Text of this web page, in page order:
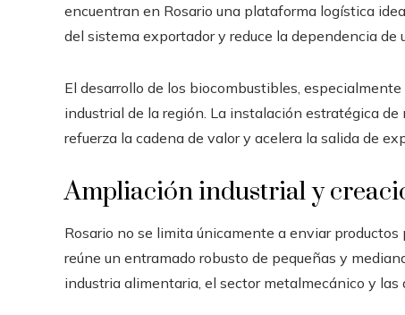
encuentran en Rosario una plataforma logística
del sistema exportador y reduce la dependencia de
El desarrollo de los biocombustibles,
industrial de la región. La instalación estratégica
refuerza la cadena de valor y acelera la salida de
Ampliación industrial y
Rosario no se limita únicamente a enviar
reúne un entramado robusto de pequeñas y
industria alimentaria, el sector metalmecánico y